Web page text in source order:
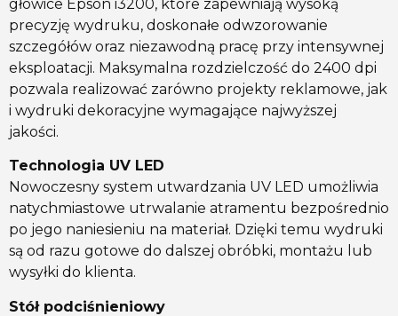
głowice Epson i3200, które zapewniają wysoką
precyzję wydruku, doskonałe odwzorowanie
szczegółów oraz niezawodną pracę przy intensywnej
eksploatacji. Maksymalna rozdzielczość do 2400 dpi
pozwala realizować zarówno projekty reklamowe, jak
i wydruki dekoracyjne wymagające najwyższej
jakości.
Technologia UV LED
Nowoczesny system utwardzania UV LED umożliwia
natychmiastowe utrwalanie atramentu bezpośrednio
po jego naniesieniu na materiał. Dzięki temu wydruki
są od razu gotowe do dalszej obróbki, montażu lub
wysyłki do klienta.
Stół podciśnieniowy